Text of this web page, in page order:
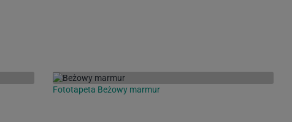
Fototapeta Beżowy marmur